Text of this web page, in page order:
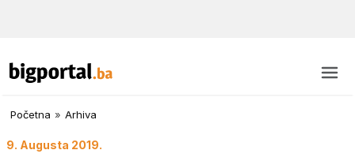
Početna » Arhiva
9. Augusta 2019.